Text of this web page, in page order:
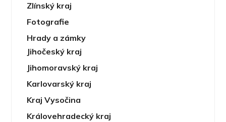
Zlínský kraj
Fotografie
Hrady a zámky
Jihočeský kraj
Jihomoravský kraj
Karlovarský kraj
Kraj Vysočina
Královehradecký kraj